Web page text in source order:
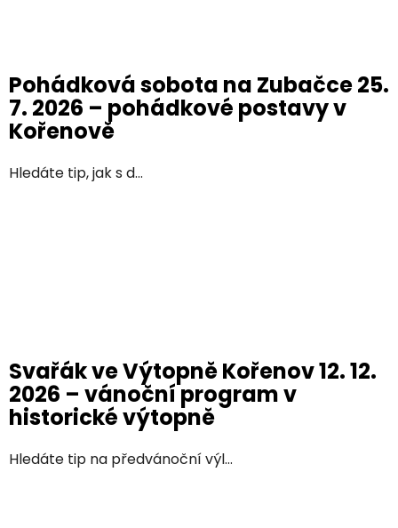
Pohádková sobota na Zubačce 25.
7. 2026 – pohádkové postavy v
Kořenově
Hledáte tip, jak s d...
Svařák ve Výtopně Kořenov 12. 12.
2026 – vánoční program v
historické výtopně
Hledáte tip na předvánoční výl...